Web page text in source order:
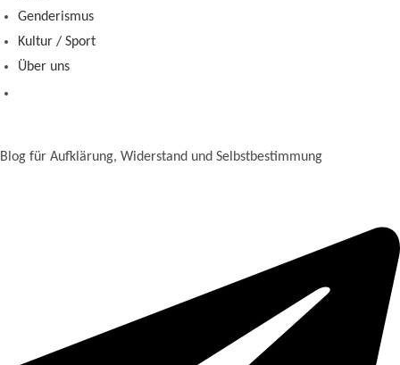
Genderismus
Kultur / Sport
Über uns
Blog für Aufklärung, Widerstand und Selbstbestimmung